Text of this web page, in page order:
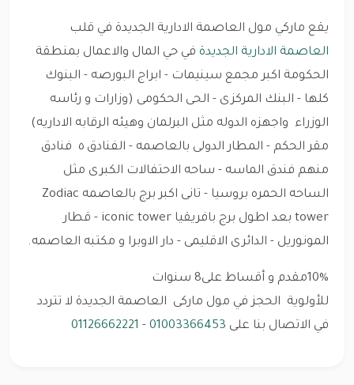
يقع ماركي مول العاصمة الادارية الجديدة في قلب
العاصمة الادارية الجديدة في حي المال والاعمال بمنطقة
الحكومة اكبر مجمع سينيمات - ابراج البورصه - البنوك
كلها - البنك المركزى - الحى الحكومى (وزارات و رئاسه
الوزراء واجهزه الدوله مثل البرلمان وهيئه الرقابه الاداريه)
مقر الحكم - المطار الدولى بالعاصمه - الفنادق ٥ فنادق
منهم فندق الماسه - ساحه الاحتفالات الكبرى مثل
الساحه الحمره بروسيا - تانى اكبر برج بالعاصمه Zodiac
tower بعد اطول برج بافريقيا iconic tower - قطار
المونوريل - الدائرى الاقليمى - دار الاوبرا و مكتبه العاصمه.
10%مقدم و أقساط على8 سنوات
للأولوية الحجز في مول ماركى العاصمة الجديدة لا تتردد
في الاتصال بنا على 01003366453
-
01126662221